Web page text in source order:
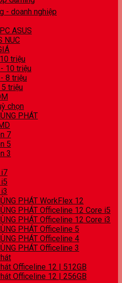
- doanh nghiệp
ASUS
NUC
triệu
10 triệu
8 triệu
triệu
chọn
PHÁT
7
5
3
PHÁT WorkFlex 12
PHÁT Officeline 12 Core i5
PHÁT Officeline 12 Core i3
PHÁT Officeline 5
PHÁT Officeline 4
PHÁT Officeline 3
Officeline 12 | 512GB
Officeline 12 | 256GB